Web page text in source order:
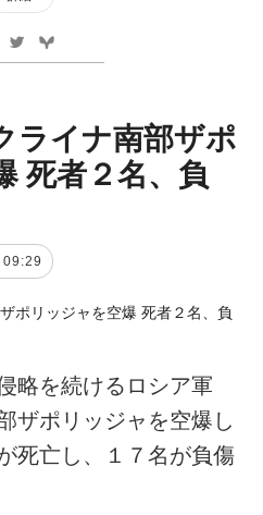
ライナ南部ザポ
死者２名、負
略を続けるロシア軍
ザポリッジャを空爆し
死亡し、１７名が負傷